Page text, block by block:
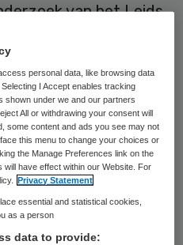
van het Leids
“Ons onderzoek
deze groep
om een nieuwe
te proberen te
Rosendaal van het
van een
te bestuderen,
personal data, like browsing data
I Accept enables tracking
shown under we and our partners
All or withdrawing your consent will
some content and ads you see may not
this menu to change your choices or
the Manage Preferences link on the
will have effect within our Website. For
Privacy Statement
essential and statistical cookies,
as a person
data to provide: